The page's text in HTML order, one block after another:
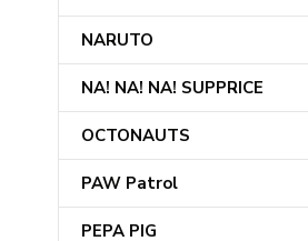
NARUTO
NA! NA! NA! SUPPRICE
OCTONAUTS
PAW Patrol
PEPA PIG